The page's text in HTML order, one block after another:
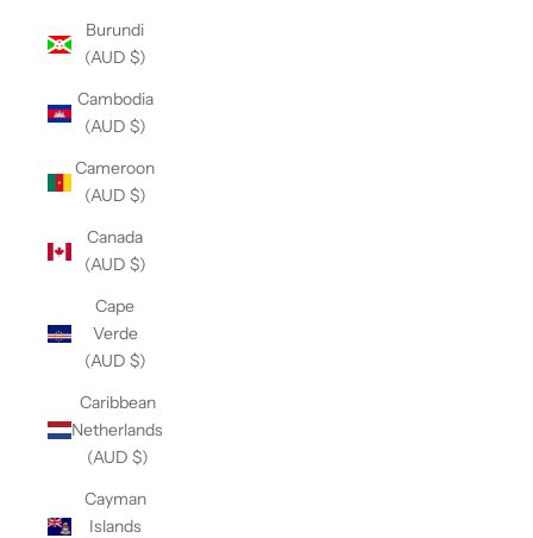
Burundi
(AUD $)
Cambodia
(AUD $)
Cameroon
(AUD $)
Canada
(AUD $)
Cape
Verde
(AUD $)
Caribbean
Netherlands
(AUD $)
Cayman
Islands